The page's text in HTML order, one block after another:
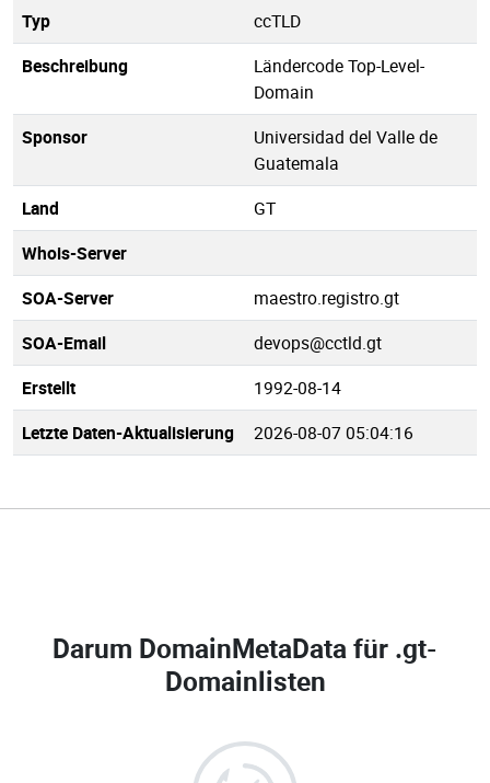
Typ
ccTLD
Beschreibung
Ländercode Top-Level-
Domain
Sponsor
Universidad del Valle de
Guatemala
Land
GT
Whois-Server
SOA-Server
maestro.registro.gt
SOA-Email
devops@cctld.gt
Erstellt
1992-08-14
Letzte Daten-Aktualisierung
2026-08-07 05:04:16
Darum DomainMetaData für .gt-
Domainlisten